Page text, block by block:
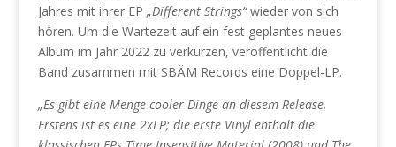
Jahres mit ihrer EP „Different Strings“wieder von sich
hören. Um die Wartezeit auf ein fest geplantes neues
Album im Jahr 2022 zu verkürzen, veröffentlicht die
Band zusammen mit SBÄM Records eine Doppel-LP.
„Es gibt eine Menge cooler Dinge an diesem Release.
Erstens ist es eine 2xLP; die erste Vinyl enthält die